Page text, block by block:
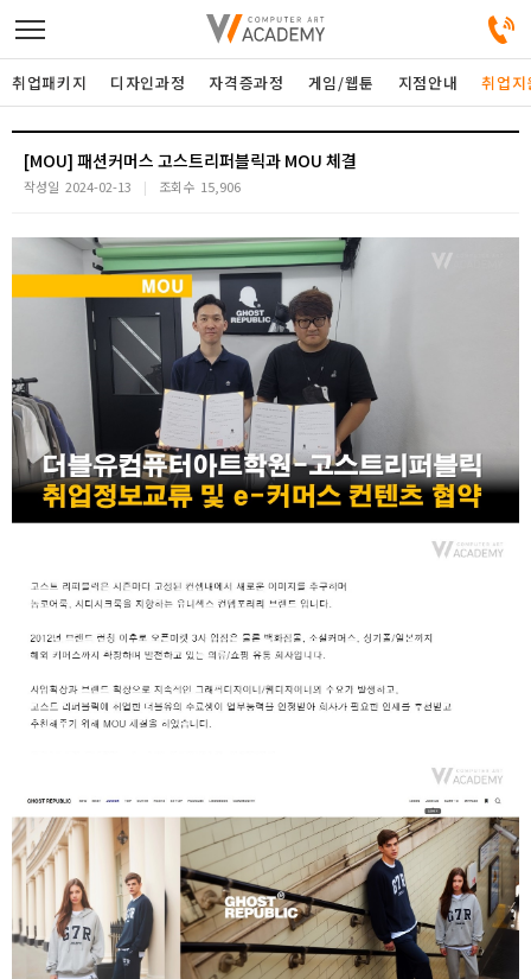
디자인정규과정
게임과정
자격증과정
커뮤니티
취업패키지
아카데미소개
취업패키지 디자인과정 자격증과정 게임/웹툰 지점안내 취업
[MOU] 패션커머스 고스트리퍼블릭과 MOU 체결
작성일 2024-02-13 조회수 15,906